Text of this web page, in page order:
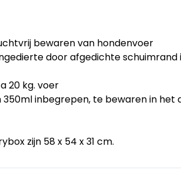
bewaren van hondenvoer
door afgedichte schuimrand
20 kg. voer
inbegrepen, te bewaren in het
zijn 58 x 54 x 31 cm.